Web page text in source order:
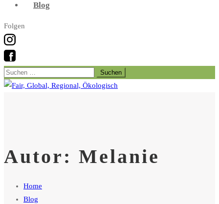
Blog
Folgen
Suchen
nach:
Autor: Melanie
Home
Blog